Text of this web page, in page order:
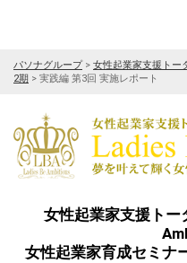
パソナグループ> 女性起業家支援ト
2期 > 実践編 第3回 実施レポート
女性起業家支援トー
女性起業家育成セミナ